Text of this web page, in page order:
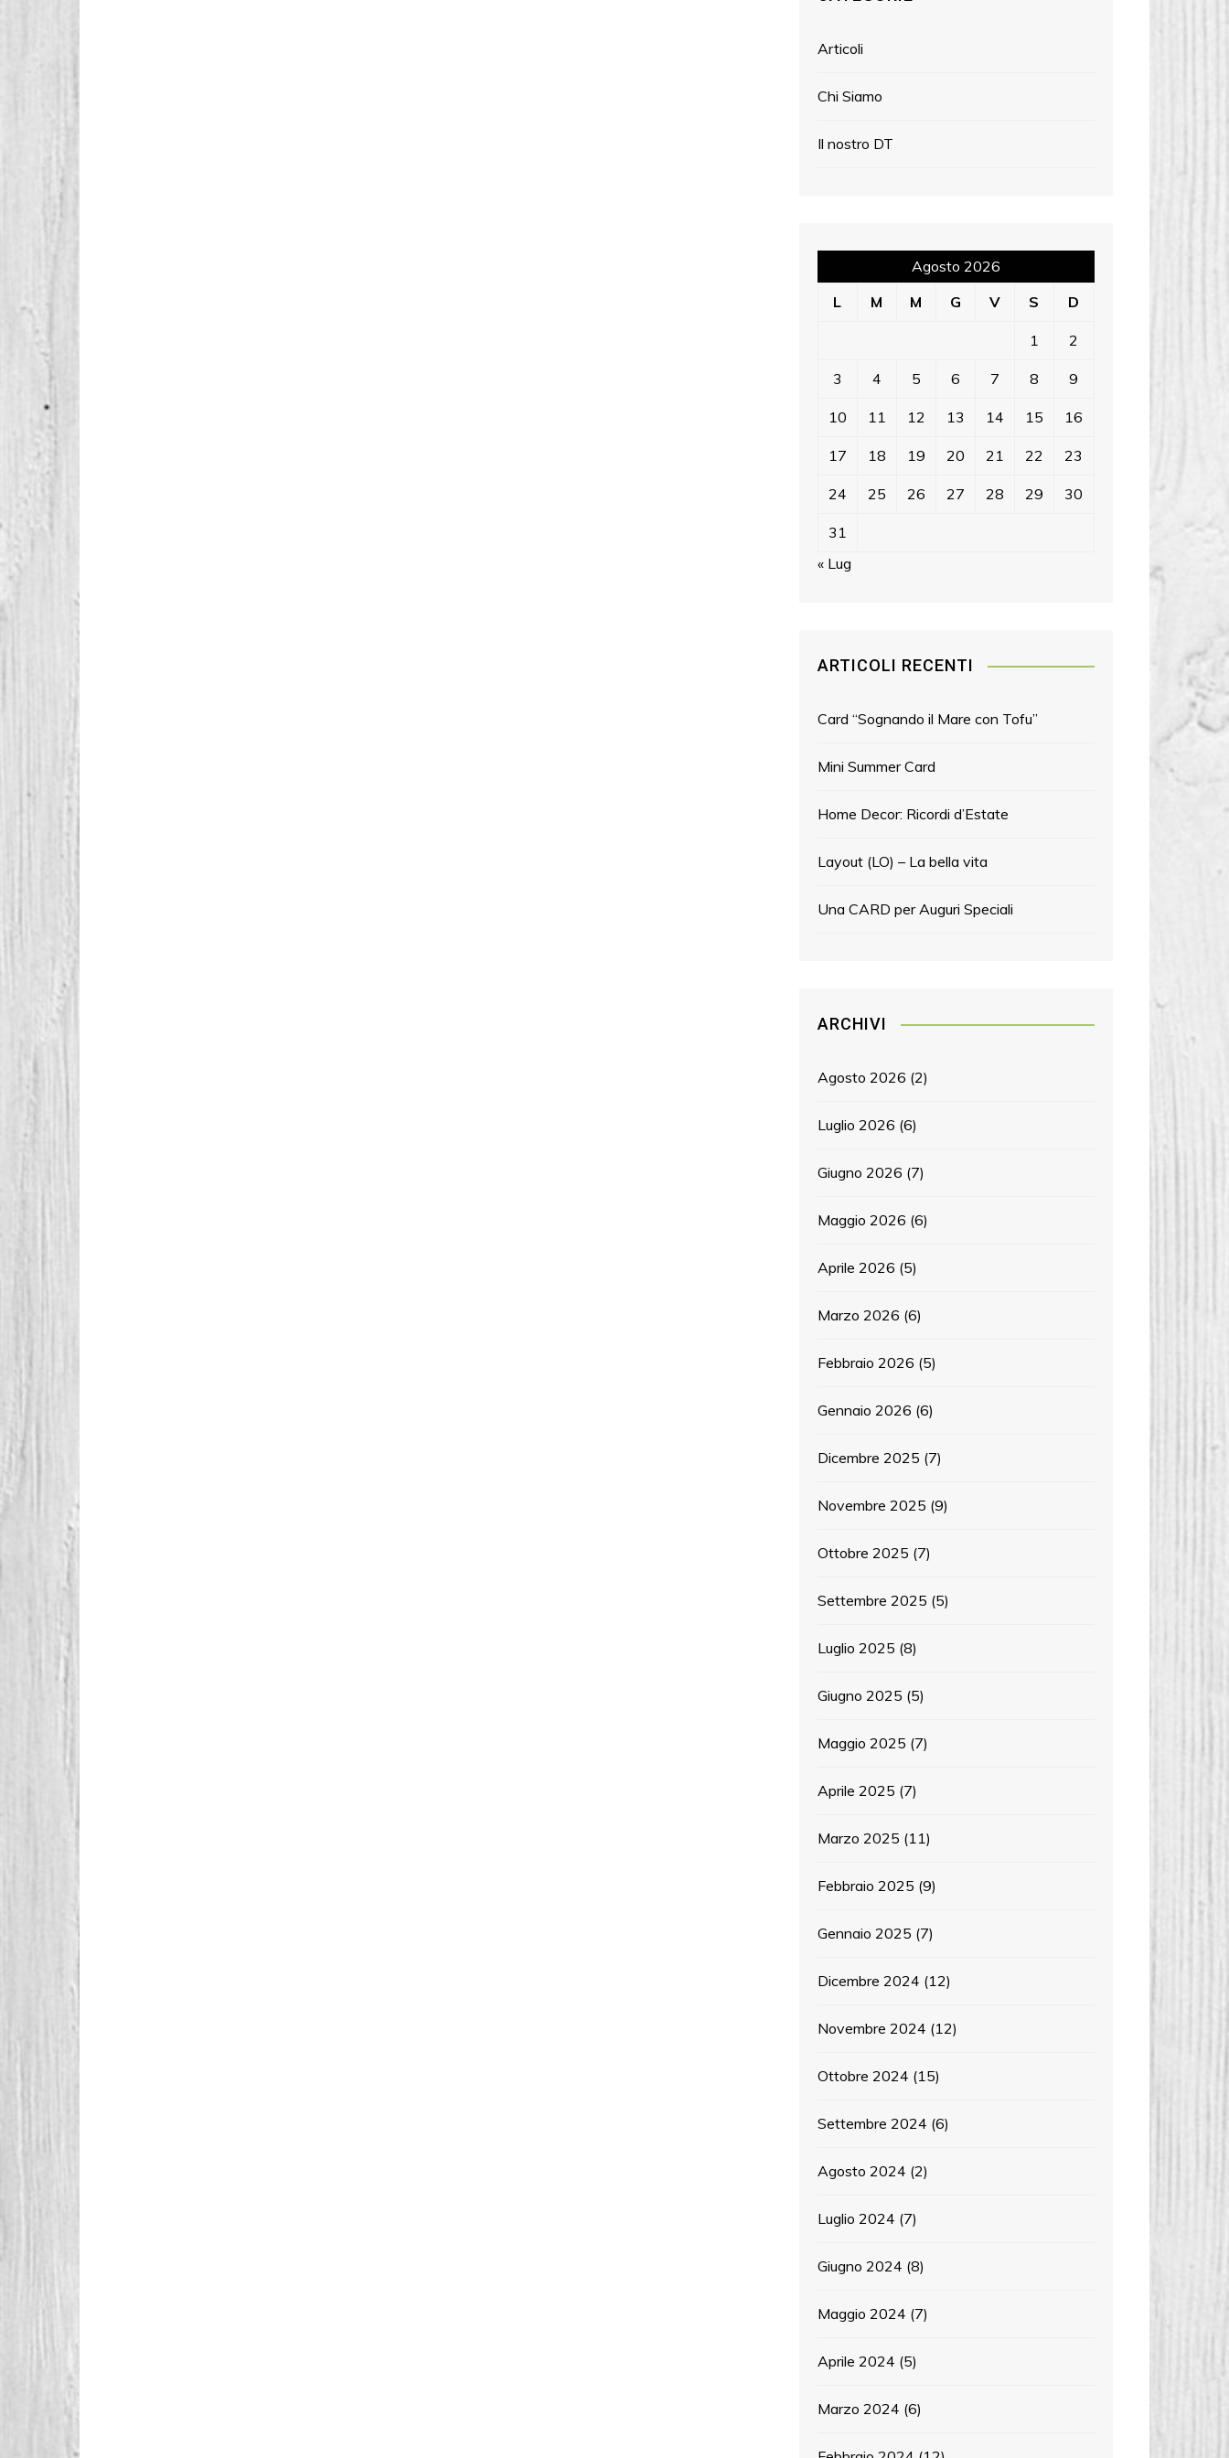
Articoli
Chi Siamo
Il nostro DT
Agosto 2026
L
M M G V S D
1 2
3 4 5 6 7 8 9
10 11 12 13 14 15 16
17 18 19 20 21 22 23
24 25 26 27 28 29 30
31
« Lug
ARTICOLI RECENTI
Card “Sognando il Mare con Tofu”
Mini Summer Card
Home Decor: Ricordi d’Estate
Layout (LO) – La bella vita
Una CARD per Auguri Speciali
ARCHIVI
Agosto 2026 (2)
Luglio 2026 (6)
Giugno 2026 (7)
Maggio 2026 (6)
Aprile 2026 (5)
Marzo 2026 (6)
Febbraio 2026 (5)
Gennaio 2026 (6)
Dicembre 2025 (7)
Novembre 2025 (9)
Ottobre 2025 (7)
Settembre 2025 (5)
Luglio 2025 (8)
Giugno 2025 (5)
Maggio 2025 (7)
Aprile 2025 (7)
Marzo 2025 (11)
Febbraio 2025 (9)
Gennaio 2025 (7)
Dicembre 2024 (12)
Novembre 2024 (12)
Ottobre 2024 (15)
Settembre 2024 (6)
Agosto 2024 (2)
Luglio 2024 (7)
Giugno 2024 (8)
Maggio 2024 (7)
Aprile 2024 (5)
Marzo 2024 (6)